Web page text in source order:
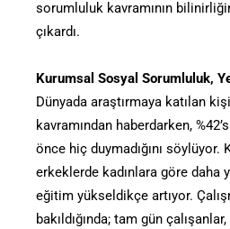
sorumluluk kavramının
çıkardı.
Kurumsal Sosyal Sorumluluk,
Dünyada araştırmaya katılan
kavramından haberdarken,
önce hiç duymadığını söylüyor.
erkeklerde kadınlara göre daha
eğitim yükseldikçe artıyor.
bakıldığında; tam gün